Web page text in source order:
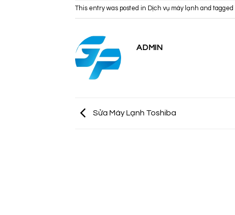
This entry was posted in Dịch vụ máy lạnh and tagged
ADMIN
Sửa Máy Lạnh Toshiba